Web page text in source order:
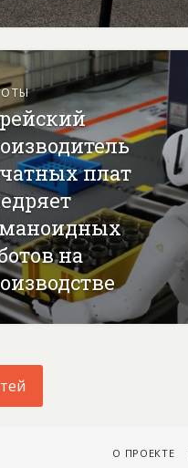
плат
на
О ПРОЕКТЕ